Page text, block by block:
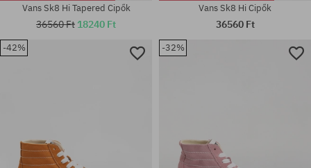
Vans Sk8 Hi Tapered Cipők
36560 Ft 18240 Ft
Vans Sk8 Hi Cipők
36560 Ft
-42% -32%